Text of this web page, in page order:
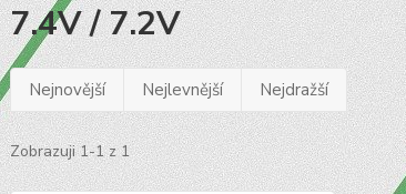
7.4V / 7.2V
Nejnovější Nejlevnější Nejdražší
Zobrazuji 1-1 z 1